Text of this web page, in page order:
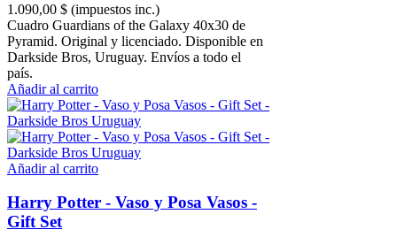
1.090,00 $ (impuestos inc.)
Cuadro Guardians of the Galaxy 40x30 de
Pyramid. Original y licenciado. Disponible en
Darkside Bros, Uruguay. Envíos a todo el
país.
Añadir al carrito
Añadir al carrito
Harry Potter - Vaso y Posa Vasos -
Gift Set